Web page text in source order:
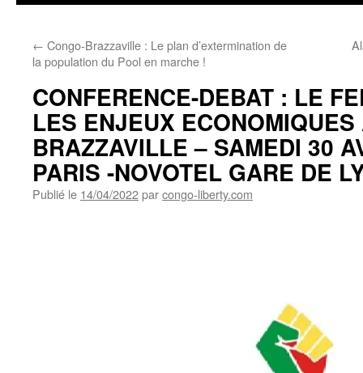
← Congo-Brazzaville : Le plan d’extermination de
la population du Pool en marche !
CONFERENCE-DEBAT : LE
LES ENJEUX
BRAZZAVILLE – SAMEDI 30
PARIS -NOVOTEL GARE DE
Publié le 14/04/2022parcongo-liberty.com